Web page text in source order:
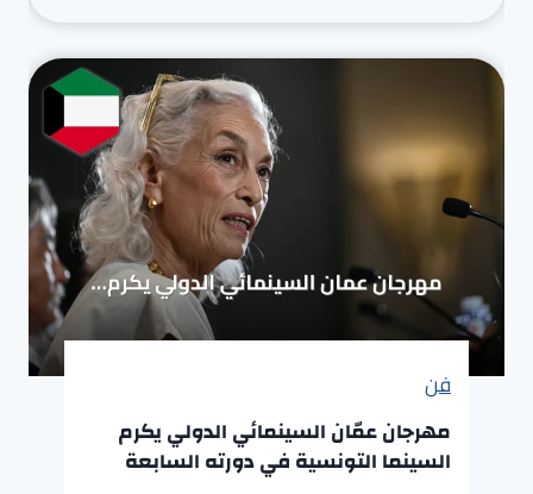
فن
مهرجان عمّان السينمائي الدولي يكرم
السينما التونسية في دورته السابعة